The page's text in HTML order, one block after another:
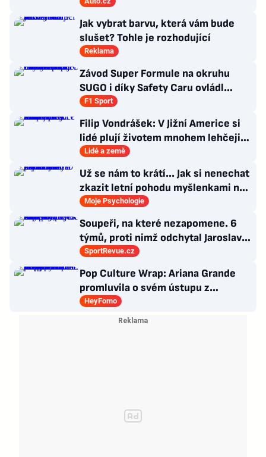
Jak vybrat barvu, která vám bude
slušet? Tohle je rozhodující
Reklama
Závod Super Formule na okruhu
SUGO i díky Safety Caru ovládl
Fukuzumi. Staněk po chybě nedojel
F1 Sport
Filip Vondrášek: V Jižní Americe si
lidé plují životem mnohem lehčeji,
věci tolik neřeší
Lidé a země
Už se nám to krátí... Jak si nenechat
zkazit letní pohodu myšlenkami na
zářijový zápřah?
Moje Psychologie
Soupeři, na které nezapomene. 6
týmů, proti nimž odchytal Jaroslav
Drobný nejvíc zápasů v kariéře
SportRevue.cz
Pop Culture Wrap: Ariana Grande
promluvila o svém ústupu z
veřejného života a Sophia z
KATSEYE si dává pauzu od skupiny
HeyFomo